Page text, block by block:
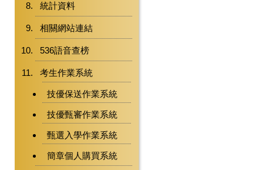
統計資料
相關網站連結
536語音查榜
考生作業系統
技優保送作業系統
技優甄審作業系統
甄選入學作業系統
簡章個人購買系統